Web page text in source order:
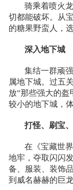
骑乘着喷火
切都能破坏。从
的糖果野蛮人，
深入地下城
集结一群顽
属地下城。过五
放”那些强大的
较小的地下城，
打怪、刷宝
在《宝藏世
地牢，夺取闪闪
备、服装、装饰
到威名赫赫的巨龙